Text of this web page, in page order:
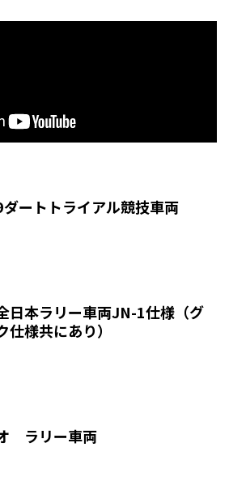
ートトライアル競技車両
本ラリー車両JN-1仕様（グ
様共にあり）
ラリー車両